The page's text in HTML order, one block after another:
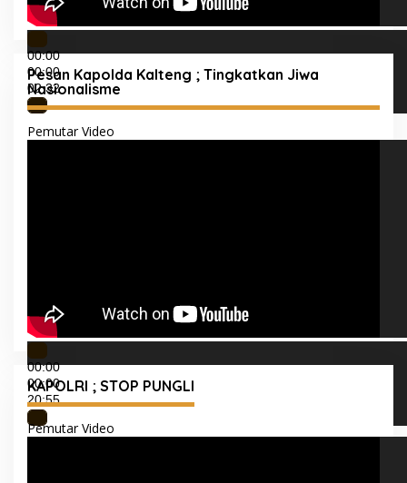
00:00
00:00
02:32
Pesan Kapolda Kalteng ; Tingkatkan Jiwa
Nasionalisme
Pemutar Video
00:00
00:00
20:55
KAPOLRI ; STOP PUNGLI
Pemutar Video